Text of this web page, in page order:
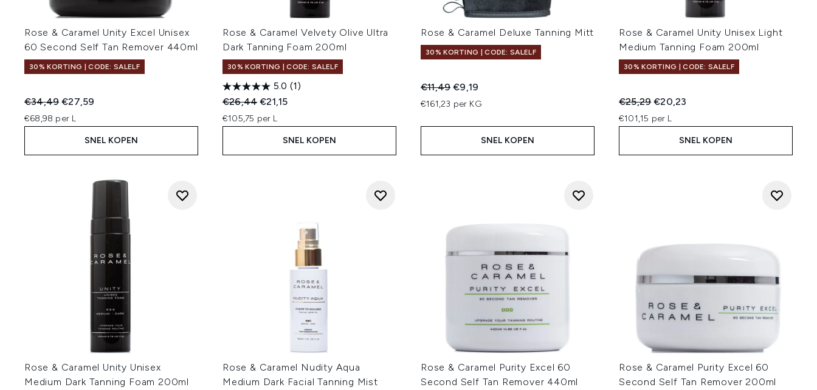
Rose & Caramel Unity Excel Unisex
60 Second Self Tan Remover 440ml
30% KORTING | CODE: SALELF
Recommended Retail Price:
€34,49Huidige prijs:
€27,59
€68,98 per L
SNEL KOPEN
Rose & Caramel Velvety Olive Ultra
Dark Tanning Foam 200ml
30% KORTING | CODE: SALELF
5.0 (1)
Recommended Retail Price:
€26,44Huidige prijs:
€21,15
€105,75 per L
SNEL KOPEN
Rose & Caramel Deluxe Tanning Mitt
30% KORTING | CODE: SALELF
Recommended Retail Price:
€11,49Huidige prijs:
€9,19
€161,23 per KG
SNEL KOPEN
Rose & Caramel Unity Unisex Light
Medium Tanning Foam 200ml
30% KORTING | CODE: SALELF
Recommended Retail Price:
€25,29Huidige prijs:
€20,23
€101,15 per L
SNEL KOPEN
Rose & Caramel Unity Unisex
Medium Dark Tanning Foam 200ml
Rose & Caramel Nudity Aqua
Medium Dark Facial Tanning Mist
Rose & Caramel Purity Excel 60
Second Self Tan Remover 440ml
Rose & Caramel Purity Excel 60
Second Self Tan Remover 200ml